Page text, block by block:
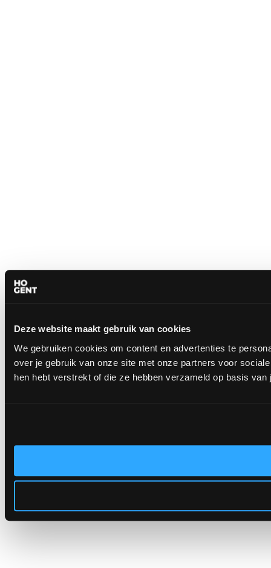
Deze website maakt gebruik van cookies
We gebruiken cookies om content en advertenties te
over je gebruik van onze site met onze partners voor
hen hebt verstrekt of die ze hebben verzameld op basis van